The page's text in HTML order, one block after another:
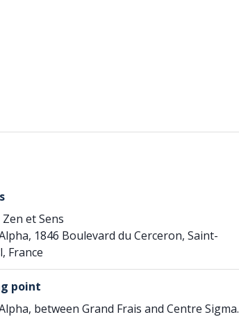
et Sens
1846 Boulevard du Cerceron, Saint-
France
point
between Grand Frais and Centre Sigma.